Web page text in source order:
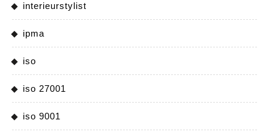
interieurstylist
ipma
iso
iso 27001
iso 9001